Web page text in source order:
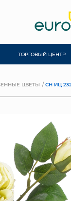
ТОРГОВЫЙ ЦЕНТР
ЦВЕТЫ СН ИЦ